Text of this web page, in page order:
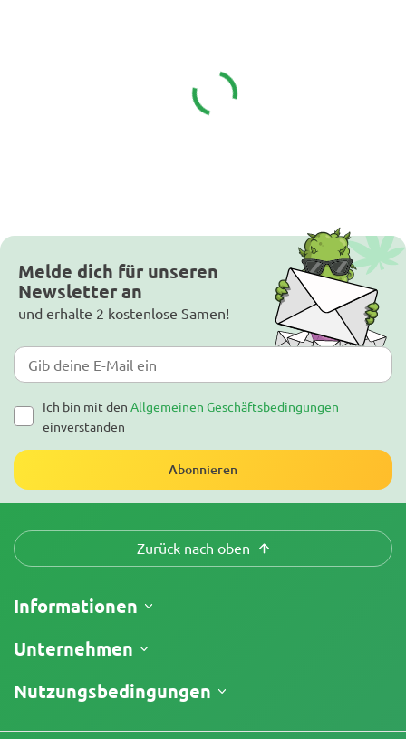
Melde dich für unseren
Newsletter an
und erhalte 2 kostenlose Samen!
Ich bin mit den Allgemeinen Geschäftsbedingungen
einverstanden
Abonnieren
Zurück nach oben
Informationen
Versand
Rückgaberecht
Unternehmen
Über uns
Nutzungsbedingungen
Geschäftsbedingungen